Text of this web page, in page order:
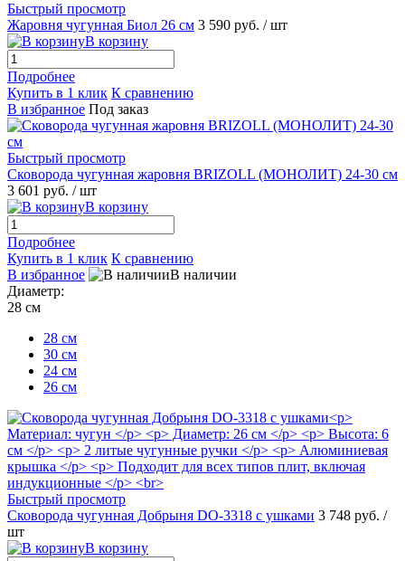
Быстрый просмотр
Жаровня чугунная Биол 26 см 3 590 руб. / шт
В корзину
Подробнее
Купить в 1 клик К сравнению
В избранное Под заказ
Быстрый просмотр
Сковорода чугунная жаровня BRIZOLL (МОНОЛИТ) 24-30 см
3 601 руб. / шт
В корзину
Подробнее
Купить в 1 клик К сравнению
В избранное
В наличии
Диаметр:
28 см
28 см
30 см
24 см
26 см
Быстрый просмотр
Сковорода чугунная Добрыня DO-3318 с ушками 3 748 руб. /
шт
В корзину